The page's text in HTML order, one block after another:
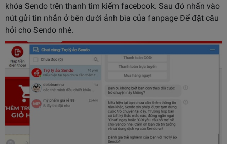
khóa Sendo trên thanh tìm kiếm facebook. Sau đó nhấn vào
nút gửi tin nhắn ở bên dưới ảnh bìa của fanpage Để đặt câu
hỏi cho Sendo nhé.